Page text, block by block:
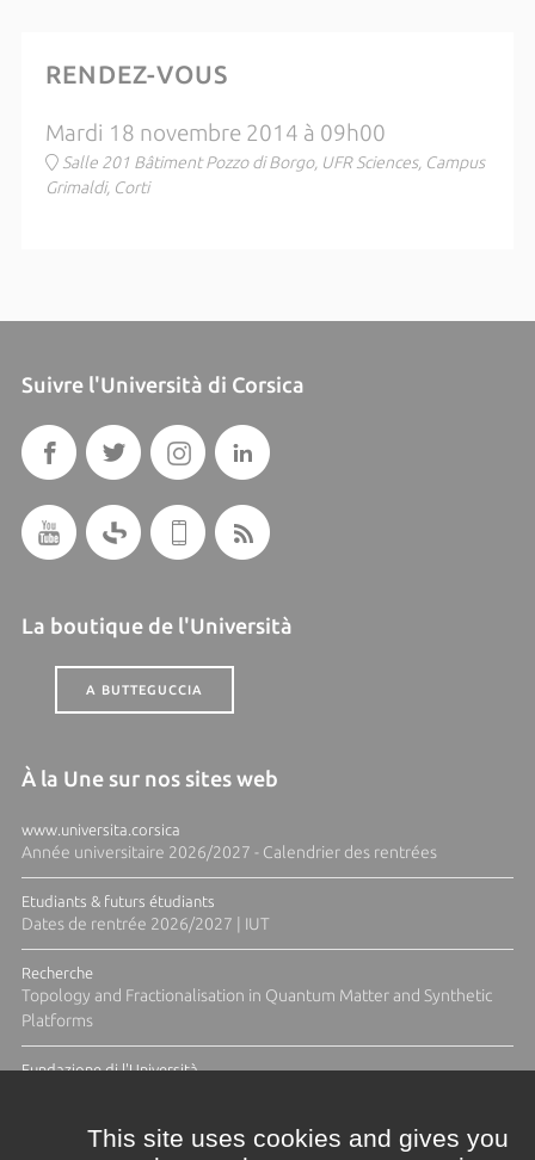
RENDEZ-VOUS
Mardi 18 novembre 2014 à 09h00
Salle 201 Bâtiment Pozzo di Borgo, UFR Sciences, Campus
Grimaldi, Corti
Suivre l'Università di Corsica
La boutique de l'Università
A BUTTEGUCCIA
À la Une sur nos sites web
www.universita.corsica
Année universitaire 2026/2027 - Calendrier des rentrées
Etudiants & futurs étudiants
Dates de rentrée 2026/2027 | IUT
Recherche
Topology and Fractionalisation in Quantum Matter and Synthetic
Platforms
Fundazione di l'Università
This site uses cookies and gives you